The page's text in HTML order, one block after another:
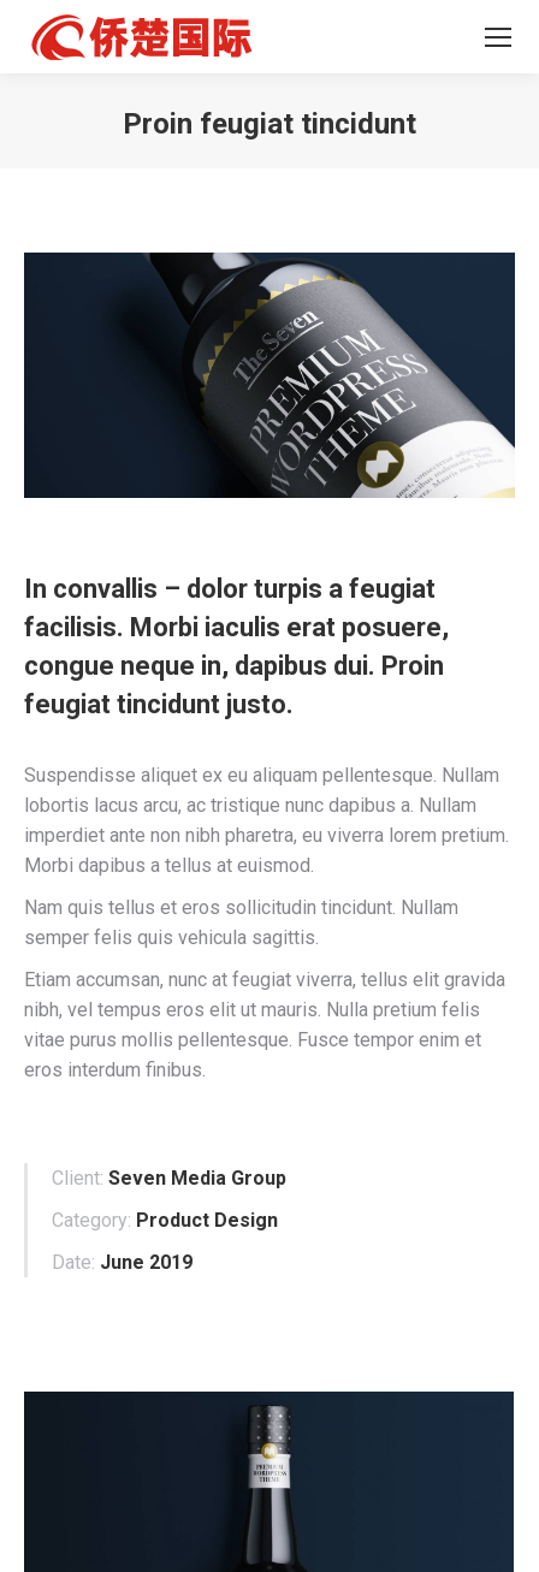
Proin feugiat tincidunt
In convallis – dolor turpis a feugiat
facilisis. Morbi iaculis erat posuere,
congue neque in, dapibus dui. Proin
feugiat tincidunt justo.
Suspendisse aliquet ex eu aliquam pellentesque. Nullam
lobortis lacus arcu, ac tristique nunc dapibus a. Nullam
imperdiet ante non nibh pharetra, eu viverra lorem pretium.
Morbi dapibus a tellus at euismod.
Nam quis tellus et eros sollicitudin tincidunt. Nullam
semper felis quis vehicula sagittis.
Etiam accumsan, nunc at feugiat viverra, tellus elit gravida
nibh, vel tempus eros elit ut mauris. Nulla pretium felis
vitae purus mollis pellentesque. Fusce tempor enim et
eros interdum finibus.
Client: Seven Media Group
Category: Product Design
Date: June 2019